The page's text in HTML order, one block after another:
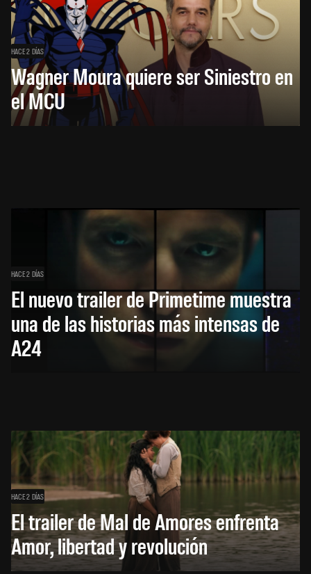
HACE 2 DÍAS
Wagner Moura quiere ser Siniestro en
el MCU
HACE 2 DÍAS
El nuevo trailer de Primetime muestra
una de las historias más intensas de
A24
HACE 2 DÍAS
El trailer de Mal de Amores enfrenta
Amor, libertad y revolución